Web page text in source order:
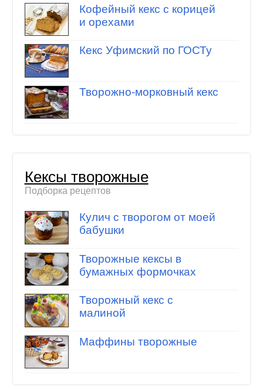
Кофейный кекс с корицей
и орехами
Кекс Уфимский по ГОСТу
Творожно-морковный кекс
Кексы творожные
Подборка рецептов
Кулич с творогом от моей
бабушки
Творожные кексы в
бумажных формочках
Творожный кекс с
малиной
Маффины творожные